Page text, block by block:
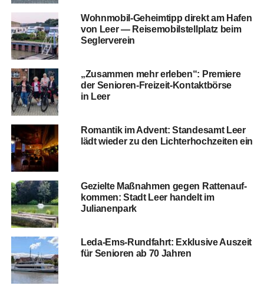
Wohn­mo­bil-Geheim­tipp direkt am Hafen
von Leer — Rei­se­mo­bil­stell­platz beim
Seglerverein
„Zusam­men mehr erle­ben“: Pre­mie­re
der Senio­ren-Frei­zeit-Kon­takt­bör­se
in Leer
Roman­tik im Advent: Stan­des­amt Leer
lädt wie­der zu den Lich­ter­hoch­zei­ten ein
Geziel­te Maß­nah­men gegen Rat­ten­auf­
kom­men: Stadt Leer han­delt im
Julianenpark
Leda-Ems-Rund­fahrt: Exklu­si­ve Aus­zeit
für Senio­ren ab 70 Jahren